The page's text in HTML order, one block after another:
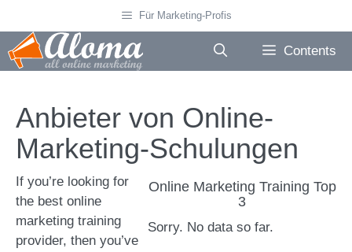
to
content
Für Marketing-Profis
Contents
Anbieter von Online-
Marketing-Schulungen
Online Marketing Training Top
3
Sorry. No data so far.
If you’re looking for
the best online
marketing training
provider, then you’ve